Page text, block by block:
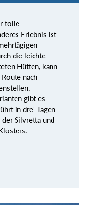
tolle
Erlebnis ist
die leichte
Hütten, kann
nach
gibt es
in drei Tagen
der Silvretta und